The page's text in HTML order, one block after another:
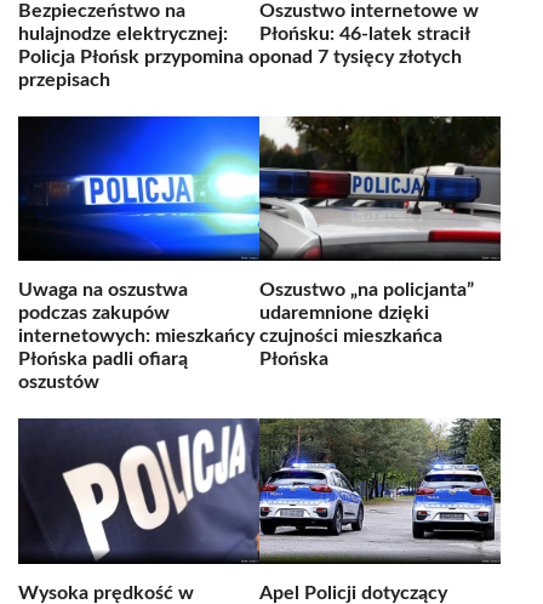
Bezpieczeństwo na
hulajnodze elektrycznej:
Policja Płońsk przypomina o
przepisach
Oszustwo internetowe w
Płońsku: 46-latek stracił
ponad 7 tysięcy złotych
Uwaga na oszustwa
podczas zakupów
internetowych: mieszkańcy
Płońska padli ofiarą
oszustów
Oszustwo „na policjanta”
udaremnione dzięki
czujności mieszkańca
Płońska
Wysoka prędkość w
Apel Policji dotyczący